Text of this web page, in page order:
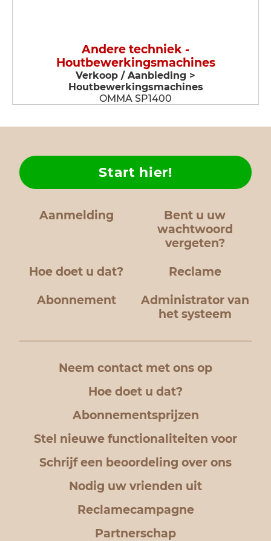
Andere techniek -
Houtbewerkingsmachines
Verkoop / Aanbieding >
Houtbewerkingsmachines
OMMA SP1400
Aanmelding
Bent u uw
wachtwoord
vergeten?
Hoe doet u dat?
Start hier!
Reclame
Abonnement
Administrator van
het systeem
Neem contact met ons op
Hoe doet u dat?
Abonnementsprijzen
Stel nieuwe functionaliteiten voor
Schrijf een beoordeling over ons
Nodig uw vrienden uit
Reclamecampagne
Partnerschap